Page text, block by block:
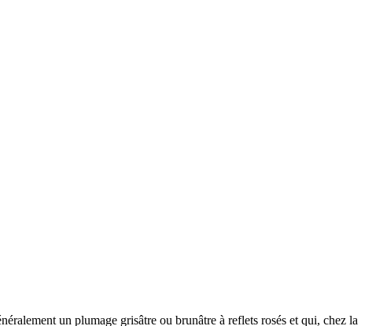
un plumage grisâtre ou brunâtre à reflets rosés et qui, chez la